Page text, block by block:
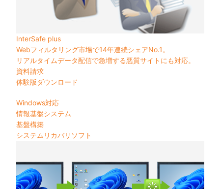
InterSafe plus
Webフィルタリング市場で14年連続シェアNo.1。
リアルタイムデータ配信で急増する悪質サイトにも対応。
資料請求
体験版ダウンロード
Windows対応
情報基盤システム
基盤構築
システムリカバリソフト